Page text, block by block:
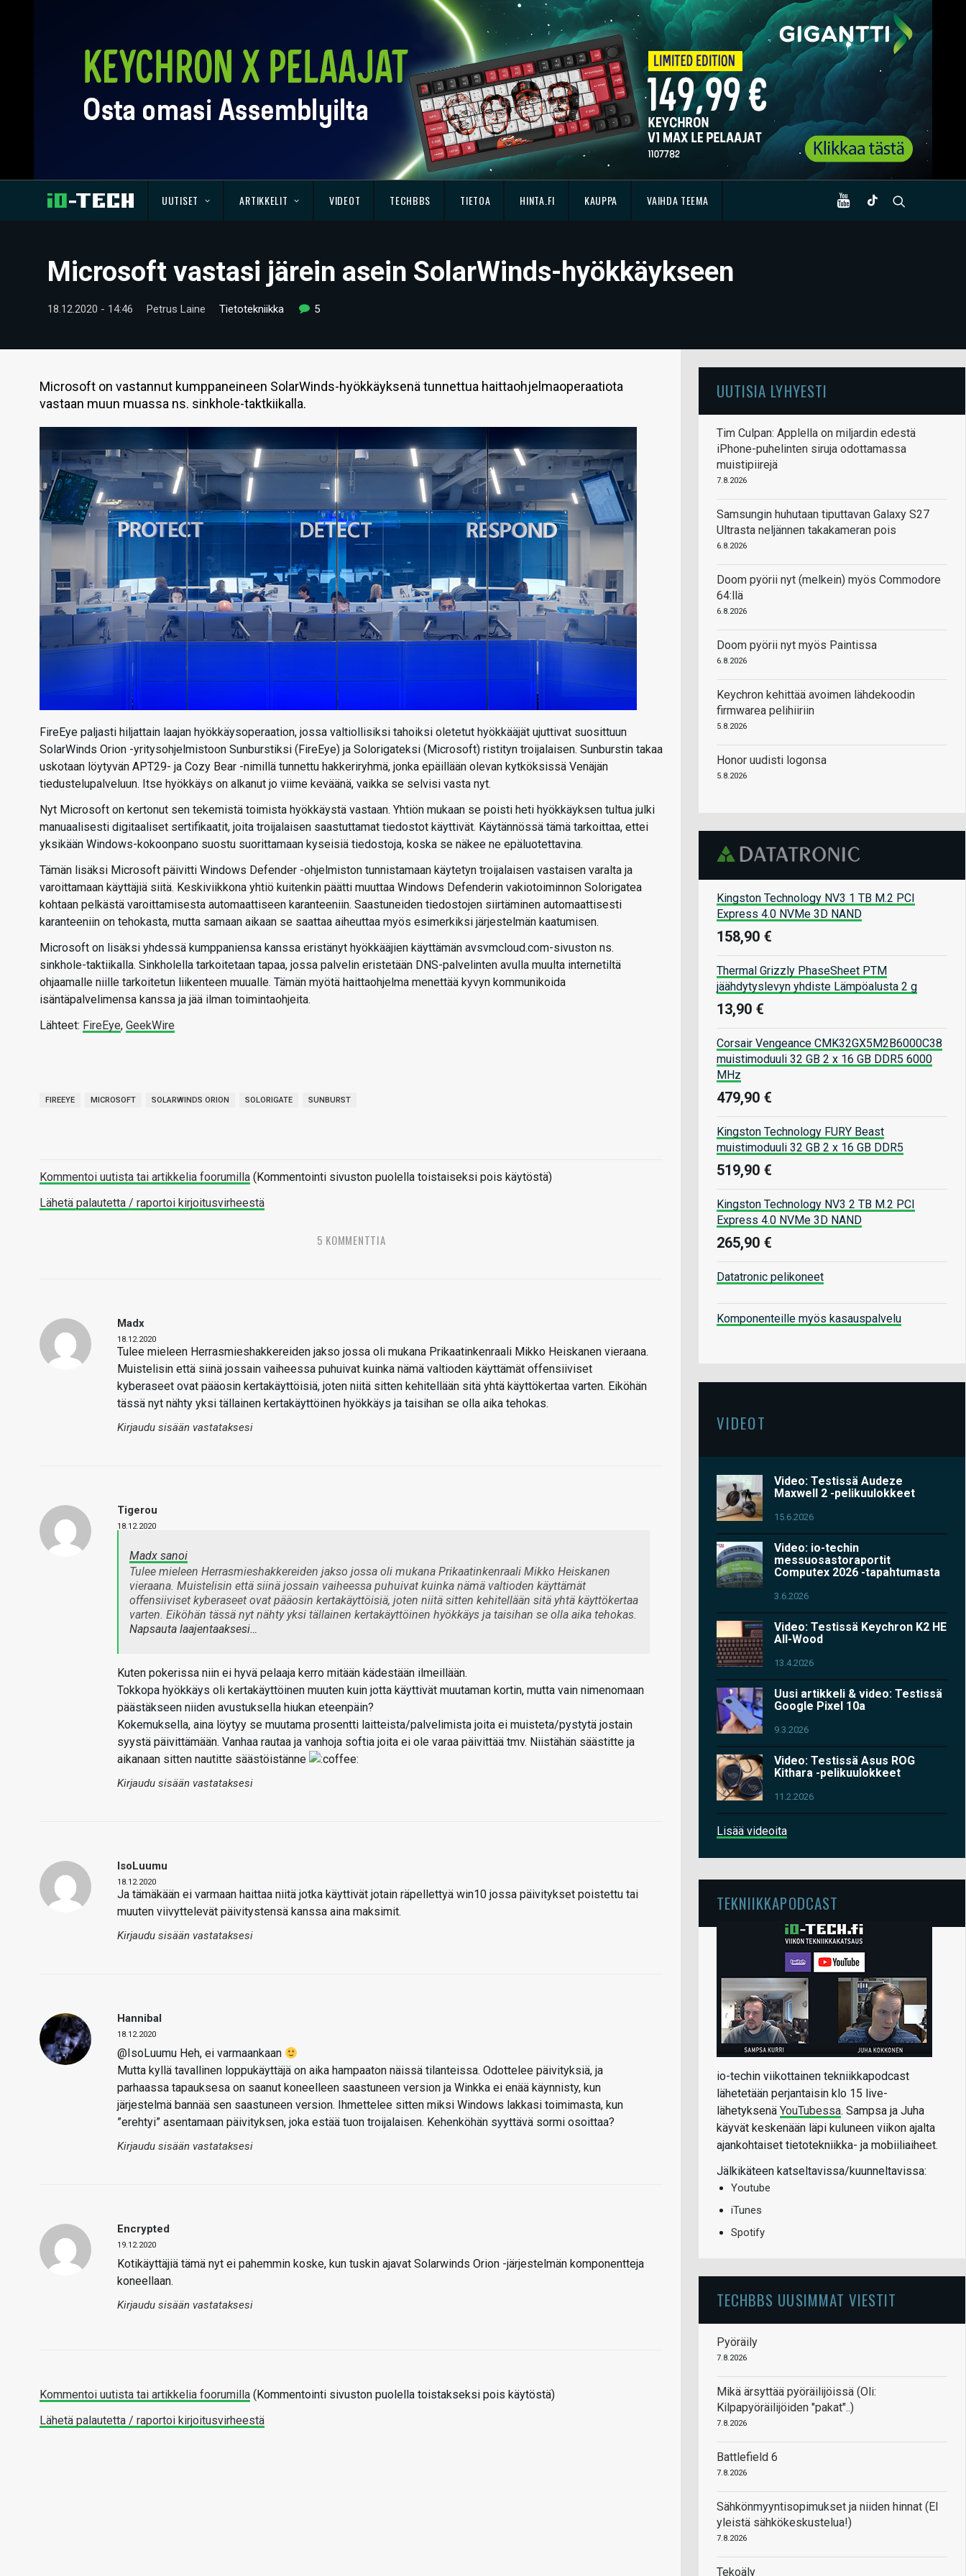
UUTISET ARTIKKELIT VIDEOT TECHBBS TIETOA HINTA.FI KAUPPA VAIHDA TEEMA
Microsoft vastasi järein asein SolarWinds-hyökkäykseen
18.12.2020 - 14:46 Petrus Laine Tietotekniikka 5
Microsoft on vastannut kumppaneineen SolarWinds-hyökkäyksenä tunnettua haittaohjelmaoperaatiota
vastaan muun muassa ns. sinkhole-taktkiikalla.
FireEye paljasti hiljattain laajan hyökkäysoperaation, jossa valtiollisiksi tahoiksi oletetut hyökkääjät ujuttivat suosittuun
SolarWinds Orion -yritysohjelmistoon Sunburstiksi (FireEye) ja Solorigateksi (Microsoft) ristityn troijalaisen. Sunburstin takaa
uskotaan löytyvän APT29- ja Cozy Bear -nimillä tunnettu hakkeriryhmä, jonka epäillään olevan kytköksissä Venäjän
tiedustelupalveluun. Itse hyökkäys on alkanut jo viime keväänä, vaikka se selvisi vasta nyt.
Nyt Microsoft on kertonut sen tekemistä toimista hyökkäystä vastaan. Yhtiön mukaan se poisti heti hyökkäyksen tultua julki
manuaalisesti digitaaliset sertifikaatit, joita troijalaisen saastuttamat tiedostot käyttivät. Käytännössä tämä tarkoittaa, ettei
yksikään Windows-kokoonpano suostu suorittamaan kyseisiä tiedostoja, koska se näkee ne epäluotettavina.
Tämän lisäksi Microsoft päivitti Windows Defender -ohjelmiston tunnistamaan käytetyn troijalaisen vastaisen varalta ja
varoittamaan käyttäjiä siitä. Keskiviikkona yhtiö kuitenkin päätti muuttaa Windows Defenderin vakiotoiminnon Solorigatea
kohtaan pelkästä varoittamisesta automaattiseen karanteeniin. Saastuneiden tiedostojen siirtäminen automaattisesti
karanteeniin on tehokasta, mutta samaan aikaan se saattaa aiheuttaa myös esimerkiksi järjestelmän kaatumisen.
Microsoft on lisäksi yhdessä kumppaniensa kanssa eristänyt hyökkääjien käyttämän avsvmcloud.com-sivuston ns.
sinkhole-taktiikalla. Sinkholella tarkoitetaan tapaa, jossa palvelin eristetään DNS-palvelinten avulla muulta internetiltä
ohjaamalle niille tarkoitetun liikenteen muualle. Tämän myötä haittaohjelma menettää kyvyn kommunikoida
isäntäpalvelimensa kanssa ja jää ilman toimintaohjeita.
Lähteet: FireEye, GeekWire
FIREEYE MICROSOFT SOLARWINDS ORION SOLORIGATE SUNBURST
Kommentoi uutista tai artikkelia foorumilla (Kommentointi sivuston puolella toistaiseksi pois käytöstä)
Lähetä palautetta / raportoi kirjoitusvirheestä
5 KOMMENTTIA
Madx
18.12.2020
Tulee mieleen Herrasmieshakkereiden jakso jossa oli mukana Prikaatinkenraali Mikko Heiskanen vieraana.
Muistelisin että siinä jossain vaiheessa puhuivat kuinka nämä valtioden käyttämät offensiiviset
kyberaseet ovat pääosin kertakäyttöisiä, joten niitä sitten kehitellään sitä yhtä käyttökertaa varten. Eiköhän
tässä nyt nähty yksi tällainen kertakäyttöinen hyökkäys ja taisihan se olla aika tehokas.
Kirjaudu sisään vastataksesi
Tigerou
18.12.2020
Madx sanoi
Tulee mieleen Herrasmieshakkereiden jakso jossa oli mukana Prikaatinkenraali Mikko Heiskanen
vieraana. Muistelisin että siinä jossain vaiheessa puhuivat kuinka nämä valtioden käyttämät
offensiiviset kyberaseet ovat pääosin kertakäyttöisiä, joten niitä sitten kehitellään sitä yhtä käyttökertaa
varten. Eiköhän tässä nyt nähty yksi tällainen kertakäyttöinen hyökkäys ja taisihan se olla aika tehokas.
Napsauta laajentaaksesi…
Kuten pokerissa niin ei hyvä pelaaja kerro mitään kädestään ilmeillään.
Tokkopa hyökkäys oli kertakäyttöinen muuten kuin jotta käyttivät muutaman kortin, mutta vain nimenomaan
päästäkseen niiden avustuksella hiukan eteenpäin?
Kokemuksella, aina löytyy se muutama prosentti laitteista/palvelimista joita ei muisteta/pystytä jostain
syystä päivittämään. Vanhaa rautaa ja vanhoja softia joita ei ole varaa päivittää tmv. Niistähän säästitte ja
aikanaan sitten nautitte säästöistänne
Kirjaudu sisään vastataksesi
IsoLuumu
18.12.2020
Ja tämäkään ei varmaan haittaa niitä jotka käyttivät jotain räpellettyä win10 jossa päivitykset poistettu tai
muuten viivyttelevät päivitystensä kanssa aina maksimit.
Kirjaudu sisään vastataksesi
Hannibal
18.12.2020
@IsoLuumu Heh, ei varmaankaan
Mutta kyllä tavallinen loppukäyttäjä on aika hampaaton näissä tilanteissa. Odottelee päivityksiä, ja
parhaassa tapauksesa on saanut koneelleen saastuneen version ja Winkka ei enää käynnisty, kun
järjestelmä bannää sen saastuneen version. Ihmettelee sitten miksi Windows lakkasi toimimasta, kun
”erehtyi” asentamaan päivityksen, joka estää tuon troijalaisen. Kehenköhän syyttävä sormi osoittaa?
Kirjaudu sisään vastataksesi
Encrypted
19.12.2020
Kotikäyttäjiä tämä nyt ei pahemmin koske, kun tuskin ajavat Solarwinds Orion -järjestelmän komponentteja
koneellaan.
Kirjaudu sisään vastataksesi
Kommentoi uutista tai artikkelia foorumilla (Kommentointi sivuston puolella toistakseksi pois käytöstä)
Lähetä palautetta / raportoi kirjoitusvirheestä
UUTISIA LYHYESTI
Tim Culpan: Applella on miljardin edestä
iPhone-puhelinten siruja odottamassa
muistipiirejä
7.8.2026
Samsungin huhutaan tiputtavan Galaxy S27
Ultrasta neljännen takakameran pois
6.8.2026
Doom pyörii nyt (melkein) myös Commodore
64:llä
6.8.2026
Doom pyörii nyt myös Paintissa
6.8.2026
Keychron kehittää avoimen lähdekoodin
firmwarea pelihiiriin
5.8.2026
Honor uudisti logonsa
5.8.2026
Kingston Technology NV3 1 TB M.2 PCI
Express 4.0 NVMe 3D NAND
158,90 €
Thermal Grizzly PhaseSheet PTM
jäähdytyslevyn yhdiste Lämpöalusta 2 g
13,90 €
Corsair Vengeance CMK32GX5M2B6000C38
muistimoduuli 32 GB 2 x 16 GB DDR5 6000
MHz
479,90 €
Kingston Technology FURY Beast
muistimoduuli 32 GB 2 x 16 GB DDR5
519,90 €
Kingston Technology NV3 2 TB M.2 PCI
Express 4.0 NVMe 3D NAND
265,90 €
Datatronic pelikoneet
Komponenteille myös kasauspalvelu
VIDEOT
Video: Testissä Audeze
Maxwell 2 -pelikuulokkeet
15.6.2026
Video: io-techin
messuosastoraportit
Computex 2026 -tapahtumasta
3.6.2026
Video: Testissä Keychron K2 HE
All-Wood
13.4.2026
Uusi artikkeli & video: Testissä
Google Pixel 10a
9.3.2026
Video: Testissä Asus ROG
Kithara -pelikuulokkeet
11.2.2026
Lisää videoita
TEKNIIKKAPODCAST
io-techin viikottainen tekniikkapodcast
lähetetään perjantaisin klo 15 live-
lähetyksenä YouTubessa. Sampsa ja Juha
käyvät keskenään läpi kuluneen viikon ajalta
ajankohtaiset tietotekniikka- ja mobiiliaiheet.
Jälkikäteen katseltavissa/kuunneltavissa:
Youtube
iTunes
Spotify
TECHBBS UUSIMMAT VIESTIT
Pyöräily
7.8.2026
Mikä ärsyttää pyöräilijöissä (Oli:
Kilpapyöräilijöiden "pakat"..)
7.8.2026
Battlefield 6
7.8.2026
Sähkönmyyntisopimukset ja niiden hinnat (EI
yleistä sähkökeskustelua!)
7.8.2026
Tekoäly